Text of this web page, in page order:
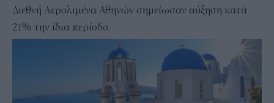
Διεθνή Αερολιμένα Αθηνών σημείωσαν αύξηση κατά
21% την ίδια περίοδο.